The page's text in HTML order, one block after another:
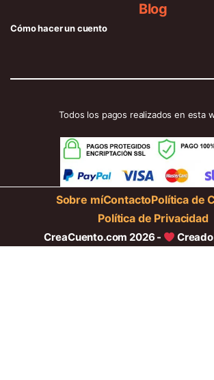
Blog
Cómo hacer un cuento
Todos los pagos realizados en esta
Sobre míContactoPolítica de
Política de Privacidad
CreaCuento.com 2026 -